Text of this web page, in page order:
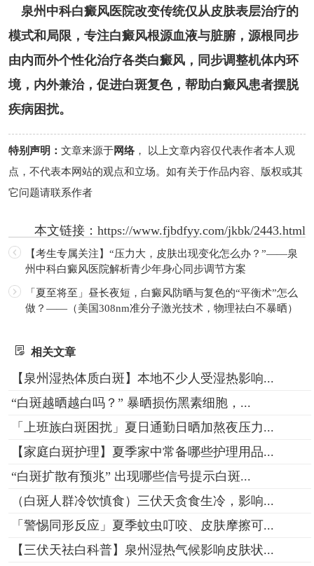
泉州中科白癜风医院改变传统仅从皮肤表层治疗的
模式和局限，专注白癜风根源血液与脏腑，源根同步
由内而外个性化治疗各类白癜风，同步调整机体内环
境，内外兼治，促进白斑复色，帮助白癜风患者摆脱
疾病困扰。
特别声明： 文章来源于网络， 以上文章内容仅代表作者本人观
点，不代表本网站的观点和立场。如有关于作品内容、版权或其
它问题请联系作者
本文链接：https://www.fjbdfyy.com/jkbk/2443.html
【考生专属关注】“压力大，皮肤出现变化怎么办？”——泉
州中科白癜风医院解析青少年身心同步调节方案
「夏至将至」昼长夜短，白癜风防晒与复色的“平衡术”怎么
做？——（美国308nm准分子激光技术，物理祛白不暴晒）
相关文章
【泉州湿热体质白斑】本地不少人受湿热影响...
“白斑越晒越白吗？” 暴晒损伤黑素细胞，...
「上班族白斑困扰」夏日通勤日晒加熬夜压力...
【家庭白斑护理】夏季家中常备哪些护理用品...
“白斑扩散有预兆” 出现哪些信号提示白斑...
（白斑人群冷饮慎食）三伏天贪食生冷，影响...
「警惕同形反应」夏季蚊虫叮咬、皮肤摩擦可...
【三伏天祛白科普】泉州湿热气候影响皮肤状...